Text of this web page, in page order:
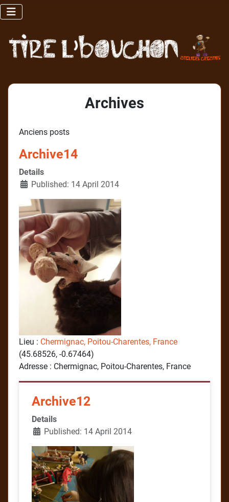
Archives
Anciens posts
Archive14
Details
Published: 14 April 2014
Lieu : Chermignac, Poitou-Charentes, France
(45.68526, -0.67464)
Adresse : Chermignac, Poitou-Charentes, France
Archive12
Details
Published: 14 April 2014